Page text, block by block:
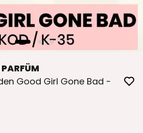
Good Girl Gone Bad -